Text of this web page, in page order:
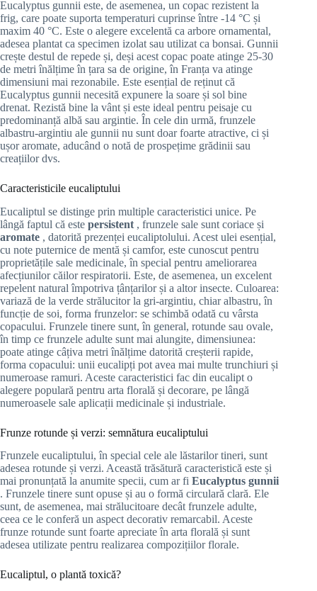
Eucalyptus gunnii este, de asemenea, un copac rezistent la
frig, care poate suporta temperaturi cuprinse între -14 °C și
maxim 40 °C. Este o alegere excelentă ca arbore ornamental,
adesea plantat ca specimen izolat sau utilizat ca bonsai. Gunnii
crește destul de repede și, deși acest copac poate atinge 25-30
de metri înălțime în țara sa de origine, în Franța va atinge
dimensiuni mai rezonabile. Este esențial de reținut că
Eucalyptus gunnii necesită expunere la soare și sol bine
drenat. Rezistă bine la vânt și este ideal pentru peisaje cu
predominanță albă sau argintie. În cele din urmă, frunzele
albastru-argintiu ale gunnii nu sunt doar foarte atractive, ci și
ușor aromate, aducând o notă de prospețime grădinii sau
creațiilor dvs.
Caracteristicile eucaliptului
Eucaliptul se distinge prin multiple caracteristici unice. Pe
lângă faptul că este persistent , frunzele sale sunt coriace și
aromate , datorită prezenței eucaliptolului. Acest ulei esențial,
cu note puternice de mentă și camfor, este cunoscut pentru
proprietățile sale medicinale, în special pentru ameliorarea
afecțiunilor căilor respiratorii. Este, de asemenea, un excelent
repelent natural împotriva țânțarilor și a altor insecte. Culoarea:
variază de la verde strălucitor la gri-argintiu, chiar albastru, în
funcție de soi, forma frunzelor: se schimbă odată cu vârsta
copacului. Frunzele tinere sunt, în general, rotunde sau ovale,
în timp ce frunzele adulte sunt mai alungite, dimensiunea:
poate atinge câțiva metri înălțime datorită creșterii rapide,
forma copacului: unii eucalipți pot avea mai multe trunchiuri și
numeroase ramuri. Aceste caracteristici fac din eucalipt o
alegere populară pentru arta florală și decorare, pe lângă
numeroasele sale aplicații medicinale și industriale.
Frunze rotunde și verzi: semnătura eucaliptului
Frunzele eucaliptului, în special cele ale lăstarilor tineri, sunt
adesea rotunde și verzi. Această trăsătură caracteristică este și
mai pronunțată la anumite specii, cum ar fi Eucalyptus gunnii
. Frunzele tinere sunt opuse și au o formă circulară clară. Ele
sunt, de asemenea, mai strălucitoare decât frunzele adulte,
ceea ce le conferă un aspect decorativ remarcabil. Aceste
frunze rotunde sunt foarte apreciate în arta florală și sunt
adesea utilizate pentru realizarea compozițiilor florale.
Eucaliptul, o plantă toxică?